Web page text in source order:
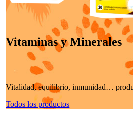
Vitaminas y Minerales
Vitalidad, equilibrio, inmunidad…
Todos los productos